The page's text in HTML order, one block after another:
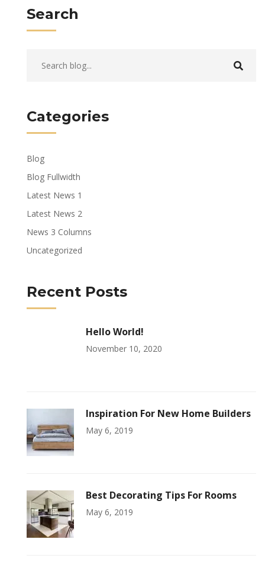
Search
Categories
Blog
Blog Fullwidth
Latest News 1
Latest News 2
News 3 Columns
Uncategorized
Recent Posts
Hello World!
November 10, 2020
Inspiration For New Home Builders
May 6, 2019
Best Decorating Tips For Rooms
May 6, 2019